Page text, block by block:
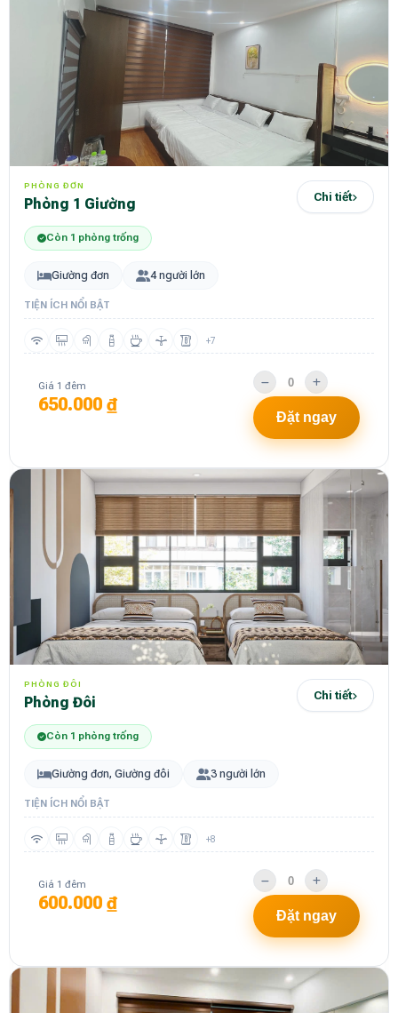
PHÒNG ĐƠN
Phòng 1 Giường Chi tiết
Còn 1 phòng trống
Giường đơn 4 người lớn
TIỆN ÍCH NỔI BẬT
+7
Giá 1 đêm
650.000 ₫
Đặt ngay
PHÒNG ĐÔI
Phòng Đôi Chi tiết
Còn 1 phòng trống
Giường đơn, Giường đôi 3 người lớn
TIỆN ÍCH NỔI BẬT
+8
Giá 1 đêm
600.000 ₫
Đặt ngay